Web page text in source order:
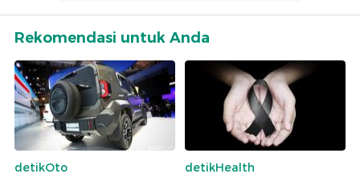
Rekomendasi untuk Anda
detikOto
detikHealth